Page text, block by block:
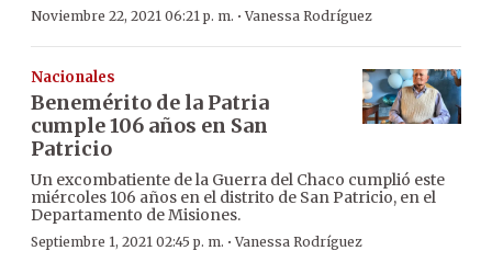
Noviembre 22, 2021 06:21 p. m. ·Vanessa Rodríguez
Nacionales
Benemérito de la Patria
cumple 106 años en San
Patricio
Un excombatiente de la Guerra del Chaco cumplió este
miércoles 106 años en el distrito de San Patricio, en el
Departamento de Misiones.
Septiembre 1, 2021 02:45 p. m. ·Vanessa Rodríguez